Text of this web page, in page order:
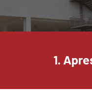
1.